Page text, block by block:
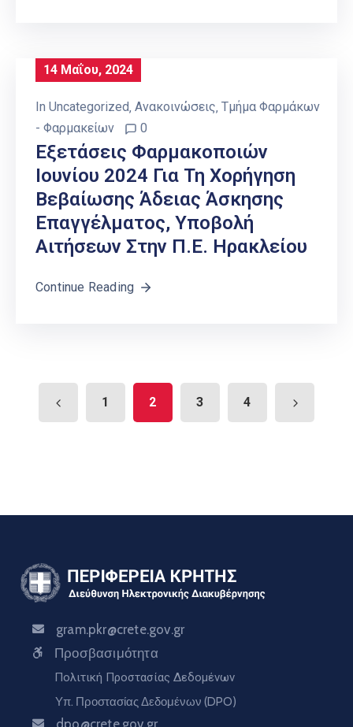
14 Μαΐου, 2024
In Uncategorized‚ Ανακοινώσεις‚ Τμήμα Φαρμάκων
- Φαρμακείων
0
Εξετάσεις Φαρμακοποιών
Ιουνίου 2024 Για Τη Χορήγηση
Βεβαίωσης Άδειας Άσκησης
Επαγγέλματος, Υποβολή
Αιτήσεων Στην Π.Ε. Ηρακλείου
Continue Reading
1 2 3 4
gram.pkr@crete.gov.gr
Προσβασιμότητα
Πολιτική Προστασίας Δεδομένων
Υπ. Προστασίας Δεδομένων (DPO)